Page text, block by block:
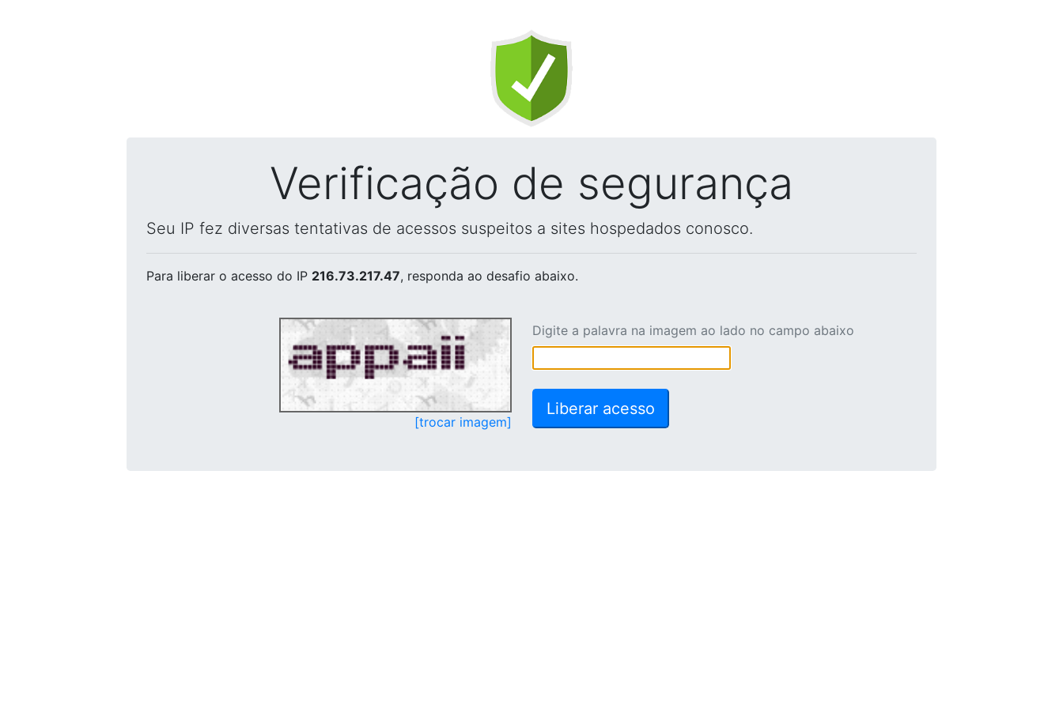
Verificação de segurança
Seu IP fez diversas tentativas de acessos suspeitos a sites hospedados conosco.
Para liberar o acesso do IP 216.73.217.47, responda ao desafio abaixo.
[trocar imagem]
Digite a palavra na imagem ao lado no campo abaixo